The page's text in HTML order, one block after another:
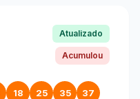
Atualizado
Acumulou
18 25 35 37